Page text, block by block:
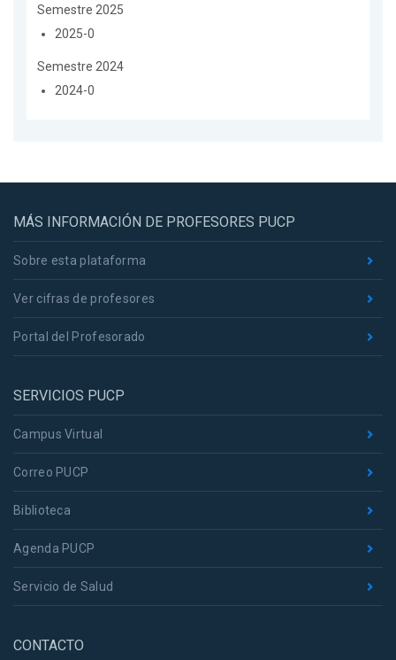
Semestre 2025
2025-0
Semestre 2024
2024-0
MÁS INFORMACIÓN DE PROFESORES PUCP
Sobre esta plataforma
Ver cifras de profesores
Portal del Profesorado
SERVICIOS PUCP
Campus Virtual
Correo PUCP
Biblioteca
Agenda PUCP
Servicio de Salud
CONTACTO